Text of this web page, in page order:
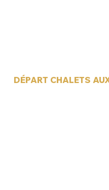
DÉPART CHALETS